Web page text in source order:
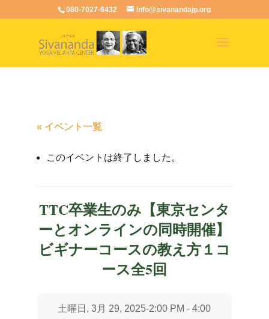
080-7027-6432 info@sivanandajp.org
« イベント一覧
このイベントは終了しました。
TTC卒業生のみ【東京センタ
ーとオンラインの同時開催】
ビギナーコースの教え方１コ
ース全5回
土曜日, 3月 29, 2025-2:00 PM -4:00